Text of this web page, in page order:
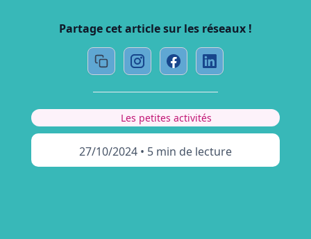
Partage cet article sur les réseaux !
Les petites activités
27/10/2024 • 5 min de lecture